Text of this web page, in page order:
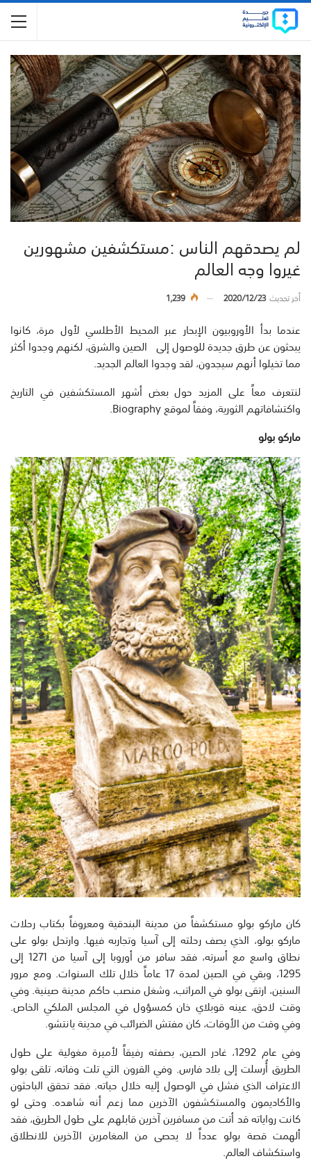
لم يصدقهم الناس :مستكشفين مشهورين
غيروا وجه العالم
أخر تحديث2020/12/23
1,239
عندما بدأ الأوروبيون الإبحار عبر المحيط الأطلسي لأول مرة، كانوا
يبحثون عن طرق جديدة للوصول إلى الصين والشرق، لكنهم وجدوا أكثر
مما تخيلوا أنهم سيجدون، لقد وجدوا العالم الجديد.
لنتعرف معاً على المزيد حول بعض أشهر المستكشفين في التاريخ
واكتشافاتهم الثورية، وفقاً لموقع Biography.
ماركو بولو
كان ماركو بولو مستكشفاً من مدينة البندقية ومعروفاً بكتاب رحلات
ماركو بولو، الذي يصف رحلته إلى آسيا وتجاربه فيها. وارتحل بولو على
نطاق واسع مع أسرته، فقد سافر من أوروبا إلى آسيا من 1271 إلى
1295، وبقي في الصين لمدة 17 عاماً خلال تلك السنوات. ومع مرور
السنين، ارتقى بولو في المراتب، وشغل منصب حاكم مدينة صينية. وفي
وقت لاحق، عينه قوبلاي خان كمسؤول في المجلس الملكي الخاص.
وفي وقت من الأوقات، كان مفتش الضرائب في مدينة يانتشو.
وفي عام 1292، غادر الصين، بصفته رفيقاً لأميرة مغولية على طول
الطريق أُرسلت إلى بلاد فارس. وفي القرون التي تلت وفاته، تلقى بولو
الاعتراف الذي فشل في الوصول إليه خلال حياته. فقد تحقق الباحثون
والأكاديمون والمستكشفون الآخرين مما زعم أنه شاهده. وحتى لو
كانت رواياته قد أتت من مسافرين آخرين قابلهم على طول الطريق، فقد
ألهمت قصة بولو عدداً لا يحصى من المغامرين الآخرين للانطلاق
واستكشاف العالم.